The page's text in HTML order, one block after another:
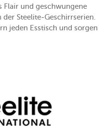
Flair und geschwungene
Steelite-Geschirrserien.
jeden Esstisch und sorgen
und Wohlbefinden. Mit
der Top-Marke und
schönsten individuellen